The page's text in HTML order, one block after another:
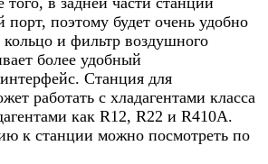
порт, поэтому будет очень удобно
и фильтр воздушного
более удобный
Станция для
работать с хладагентами класса
как R12, R22 и R410A.
к станции можно посмотреть по